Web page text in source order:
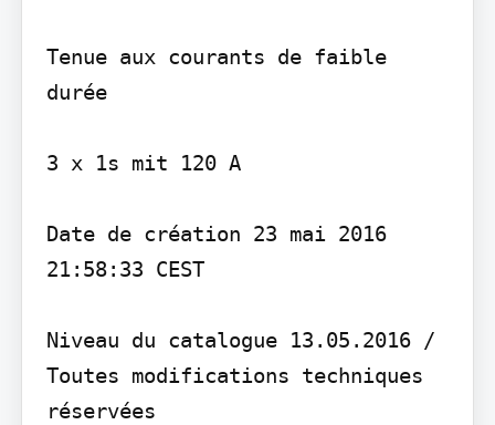
Tenue aux courants de faible
durée
3 x 1s mit 120 A
Date de création 23 mai 2016
21:58:33 CEST
Niveau du catalogue 13.05.2016 /
Toutes modifications techniques
réservées